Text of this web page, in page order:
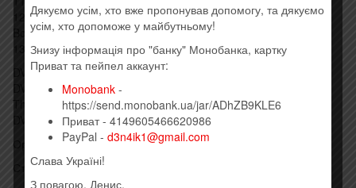
12 And The Address
Bonus Track
13 Dancing In My Sleep
DVD:
DVD-1 Roger Glover And Bob Ezrin In Conversation (Filmed At
The British Grove, London, In November 2019)
DVD-2 Deep Purple – Live At Hellfest 2017 (Full Live Show)
Оригинальный импортный диск. Штрих код: 4029759141358
Стиль: Hard Rock
Дякуємо усім, хто вже пропонував допомогу, та дякуємо
усім, хто допоможе у майбутньому!
Знизу інформація про "банку" Монобанка, картку
Приват та пейпел аккаунт:
Monobank -
https://send.monobank.ua/jar/ADhZB9KLE6
Приват - 4149605466620986
PayPal - d3n4ik1@gmail.com
Слава Україні!
З повагою, Денис.